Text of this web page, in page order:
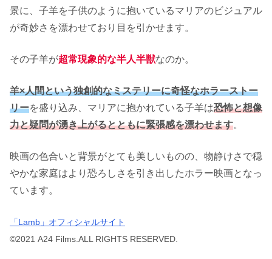
景に、子羊を子供のように抱いているマリアのビジュアル
が奇妙さを漂わせており目を引かせます。
その子羊が超常現象的な半人半獣なのか。
羊×人間という独創的なミステリーに奇怪なホラーストー
リーを盛り込み、マリアに抱かれている子羊は恐怖と想像
力と疑問が湧き上がるとともに緊張感を漂わせます。
映画の色合いと背景がとても美しいものの、物静けさで穏
やかな家庭はより恐ろしさを引き出したホラー映画となっ
ています。
「Lamb」オフィシャルサイト
©2021 A24 Films.ALL RIGHTS RESERVED.